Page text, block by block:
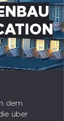
dem
über